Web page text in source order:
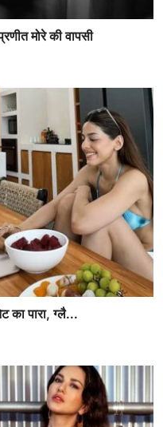
मोरे की वापसी
का पारा, ग्लै...